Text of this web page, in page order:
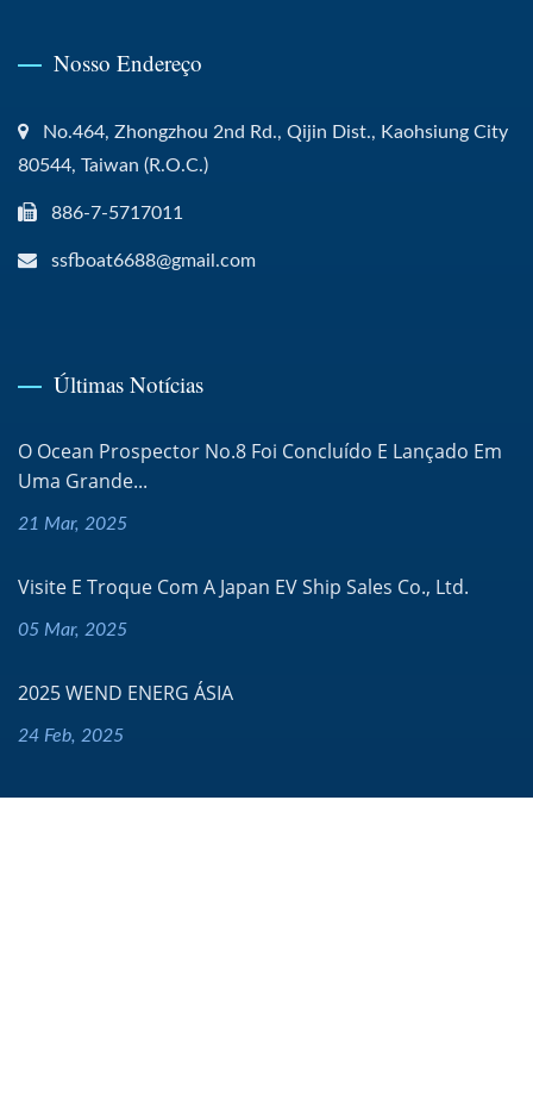
Nosso Endereço
No.464, Zhongzhou 2nd Rd., Qijin Dist., Kaohsiung City
80544, Taiwan (R.O.C.)
886-7-5717011
ssfboat6688@gmail.com
Últimas Notícias
O Ocean Prospector No.8 Foi Concluído E Lançado Em
Uma Grande...
21 Mar, 2025
Visite E Troque Com A Japan EV Ship Sales Co., Ltd.
05 Mar, 2025
2025 WEND ENERG ÁSIA
24 Feb, 2025